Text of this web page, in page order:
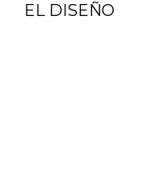
EL DISEÑO